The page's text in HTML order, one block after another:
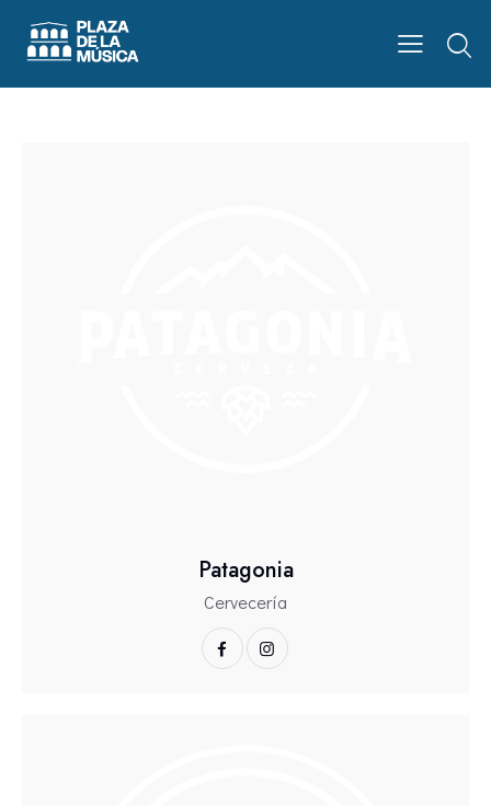
Patagonia
Cervecería